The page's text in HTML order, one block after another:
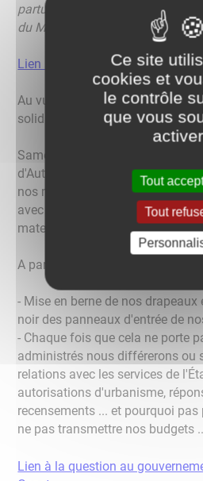
parturientes et leurs enfants à
du Morvan en insécurité."
Lien au texte entier
Au vu de cette décision
solidaires se mettent en place :
Samedi 18 février, 98 élus se
d'Autun puis à la sous-
nos mairies, symbole d'une
avec l'État qui propose la
maternité d'Autun.
A partir de lundi 20 février
- Mise en berne de nos
noir des panneaux d'entrée de
- Chaque fois que cela ne porte
administrés nous différerons ou
relations avec les services de
autorisations d'urbanisme,
recensements ... et pourquoi
ne pas transmettre nos budgets
Lien à la question au
Ce site
cookies et
le contrôle
que vous
activer
Tout
Tout